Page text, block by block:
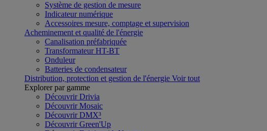
Système de gestion de mesure
Indicateur numérique
Accessoires mesure, comptage et supervision
Acheminement et qualité de l'énergie
Canalisation préfabriquée
Transformateur HT-BT
Onduleur
Batteries de condensateur
Distribution, protection et gestion de l'énergie Voir tout
Explorer par gamme
Découvrir Drivia
Découvrir Mosaic
Découvrir DMX³
Découvrir Green'Up